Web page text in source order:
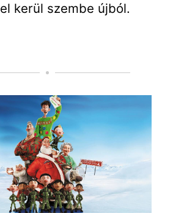
kerül szembe újból.